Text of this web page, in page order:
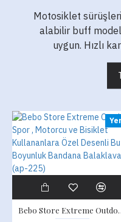
Motosiklet
alabilir buff
uygun. Hızlı
Bebo Store Extreme Outdoor